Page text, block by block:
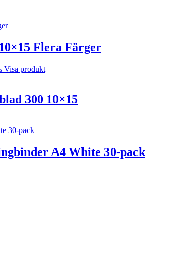
Flera Färger
Visa produkt
300 10×15
A4 White 30-pack